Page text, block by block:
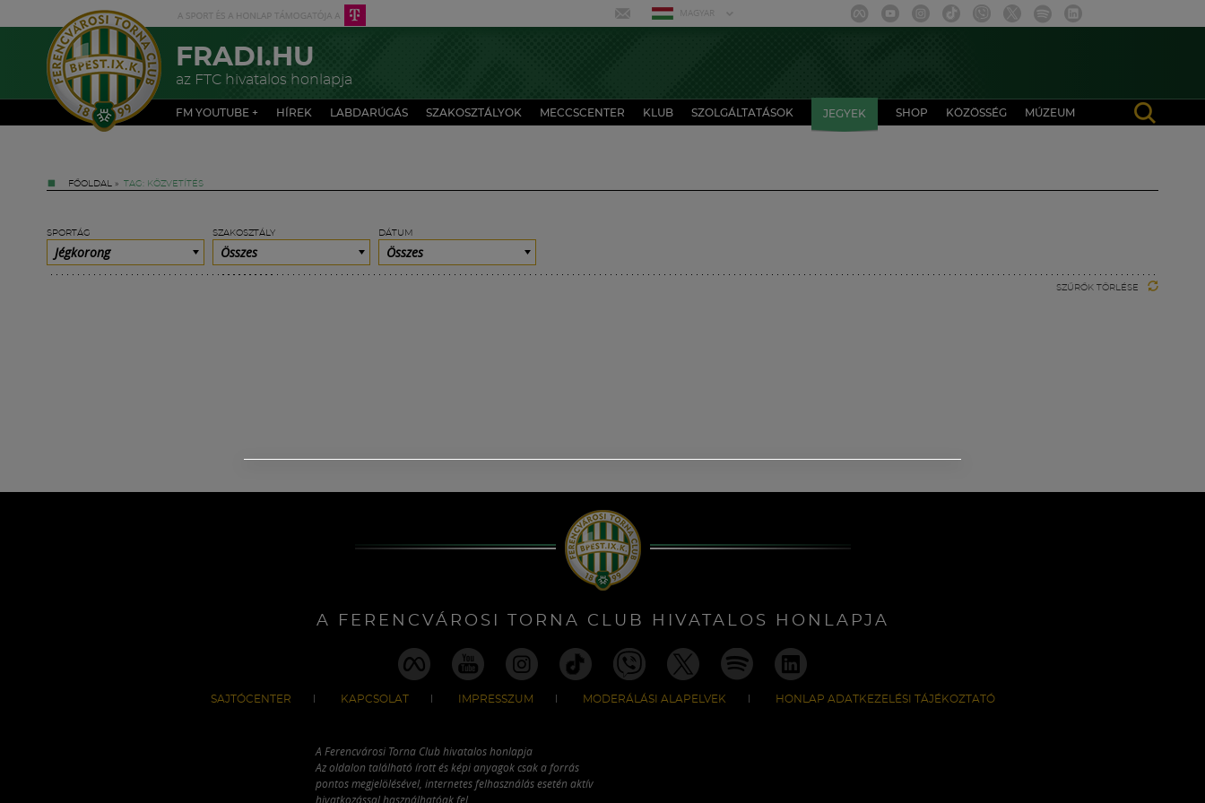
MAGYAR
FRADI.HU
az FTC hivatalos honlapja
FM YOUTUBE + HÍREK LABDARÚGÁS SZAKOSZTÁLYOK MECCSCENTER KLUB SZOLGÁLTATÁSOK JEGYEK SHOP KÖZÖSSÉG MÚZEUM
FŐOLDAL » TAG: KÖZVETÍTÉS
SPORTÁG
Jégkorong
SZAKOSZTÁLY
Összes
DÁTUM
Összes
SZŰRŐK TÖRLÉSE
A FERENCVÁROSI TORNA CLUB HIVATALOS HONLAPJA
SAJTÓCENTER KAPCSOLAT IMPRESSZUM MODERÁLÁSI ALAPELVEK HONLAP ADATKEZELÉSI TÁJÉKOZTATÓ
A Ferencvárosi Torna Club hivatalos honlapja
Az oldalon található írott és képi anyagok csak a forrás
pontos megjelölésével, internetes felhasználás esetén aktív
hivatkozással használhatóak fel.